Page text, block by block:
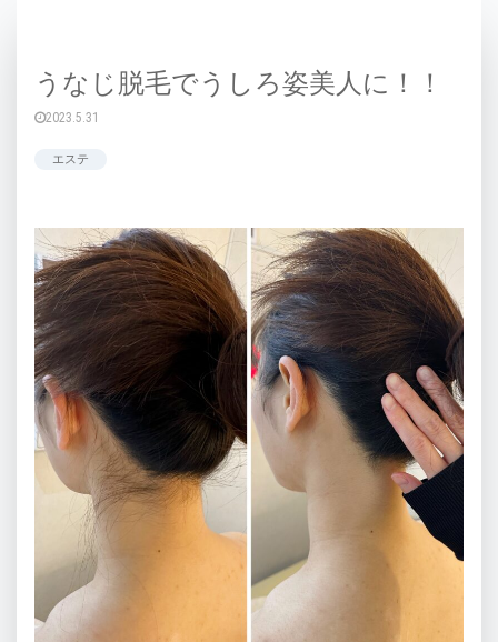
うなじ脱毛でうしろ姿美人に！！
2023.5.31
エステ